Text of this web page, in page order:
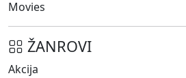
Movies
ŽANROVI
Akcija